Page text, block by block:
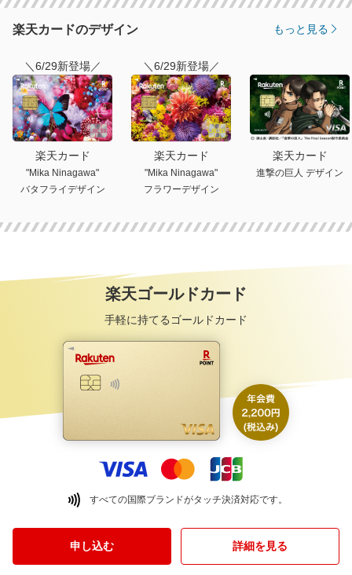
楽天カードのデザイン もっと見る
＼6/29新登場／
楽天カード
"Mika Ninagawa"
バタフライデザイン
＼6/29新登場／
楽天カード
"Mika Ninagawa"
フラワーデザイン
楽天カード
進撃の巨人 デザイン
楽天ゴールドカード
手軽に持てるゴールドカード
すべての国際ブランドがタッチ決済対応です。
申し込む 詳細を見る